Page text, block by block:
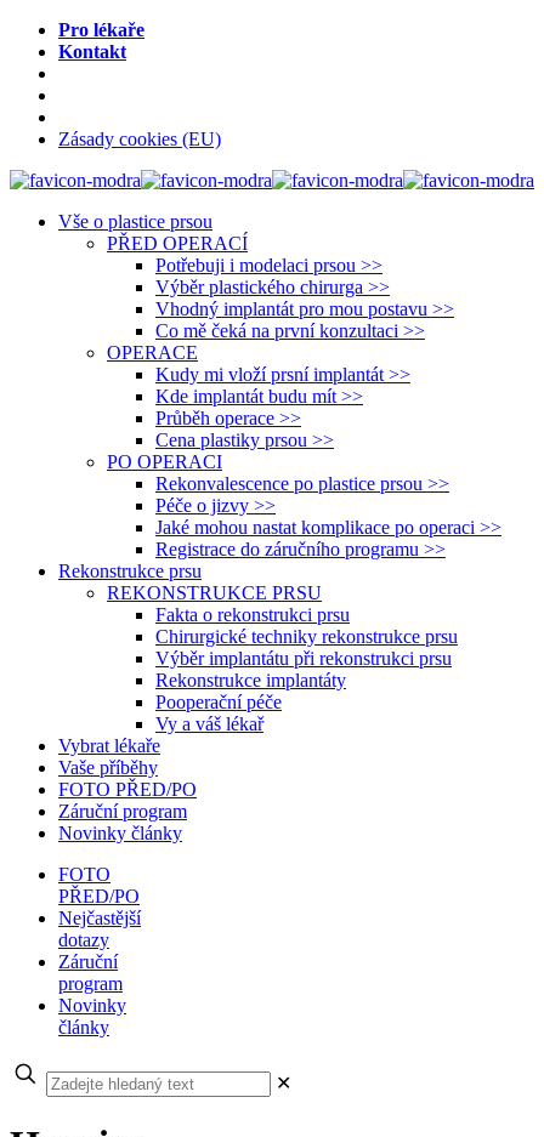
Pro lékaře
Kontakt
Zásady cookies (EU)
Vše o plastice prsou
PŘED OPERACÍ
Potřebuji i modelaci prsou >>
Výběr plastického chirurga >>
Vhodný implantát pro mou postavu >>
Co mě čeká na první konzultaci >>
OPERACE
Kudy mi vloží prsní implantát >>
Kde implantát budu mít >>
Průběh operace >>
Cena plastiky prsou >>
PO OPERACI
Rekonvalescence po plastice prsou >>
Péče o jizvy >>
Jaké mohou nastat komplikace po operaci >>
Registrace do záručního programu >>
Rekonstrukce prsu
REKONSTRUKCE PRSU
Fakta o rekonstrukci prsu
Chirurgické techniky rekonstrukce prsu
Výběr implantátu při rekonstrukci prsu
Rekonstrukce implantáty
Pooperační péče
Vy a váš lékař
Vybrat lékaře
Vaše příběhy
FOTO PŘED/PO
Záruční program
Novinky články
FOTO
PŘED/PO
Nejčastější
dotazy
Záruční
program
Novinky
články
✕